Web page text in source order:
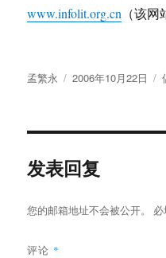
www.infolit.org.cn （该网
作
孟繁永
发
2006年10月22日
发表回复
您的邮箱地址不会被公开。
评论 *